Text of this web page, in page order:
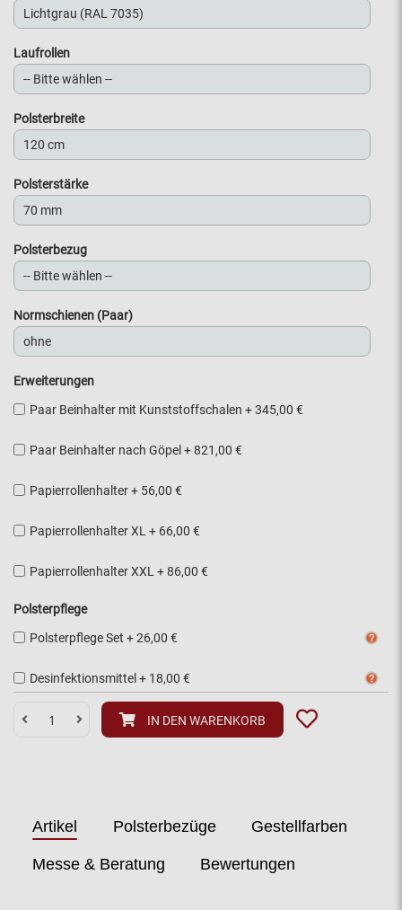
Laufrollen
Polsterbreite
Polsterstärke
Polsterbezug
Normschienen (Paar)
Erweiterungen
Paar Beinhalter mit Kunststoffschalen +345,00 €
Paar Beinhalter nach Göpel +821,00 €
Papierrollenhalter+ 56,00 €
Papierrollenhalter XL + 66,00 €
Papierrollenhalter XXL +86,00 €
Polsterpflege
Polsterpflege Set +26,00 €
Desinfektionsmittel + 18,00 €
IN DEN WARENKORB
Artikel Polsterbezüge Gestellfarben
Messe & Beratung Bewertungen